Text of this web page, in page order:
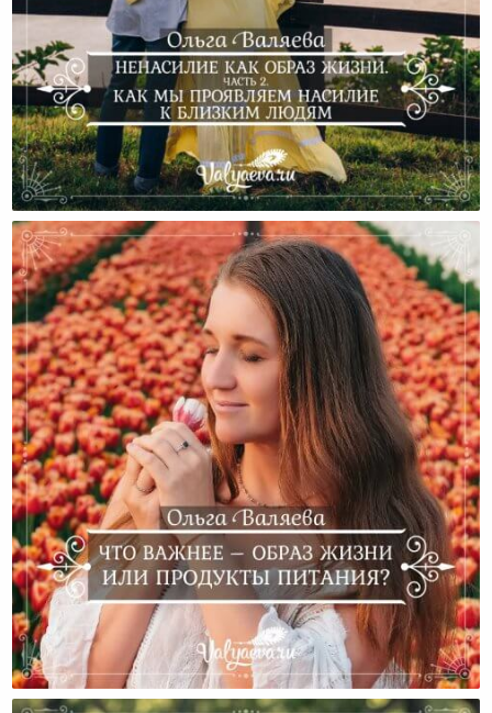
Ненасилие Как Образ Жизни. Часть 2. Как Мы
Проявляем Насилие К Близким Людям.
Что Важнее – Образ Жизни Или Продукты Питания?